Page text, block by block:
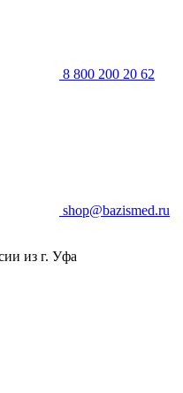
8 800 200 20 62
shop@bazismed.ru
из г. Уфа